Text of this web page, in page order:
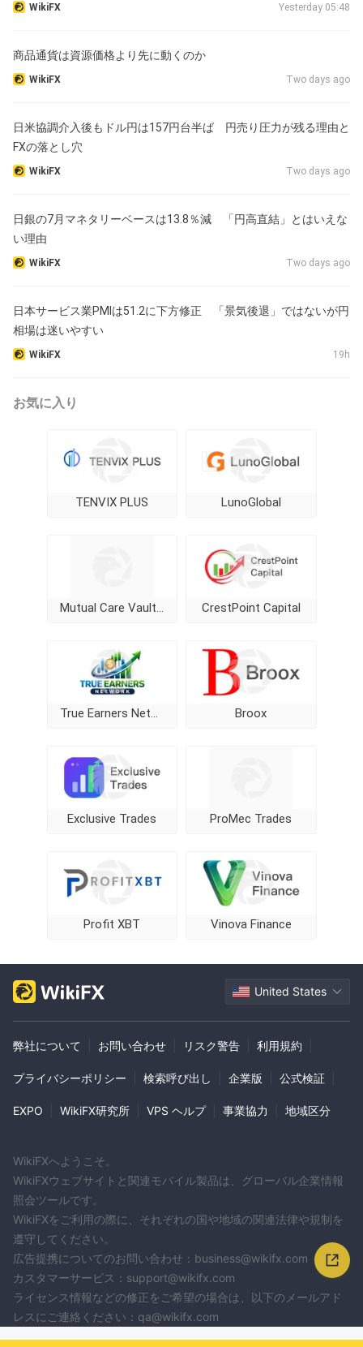
WikiFX Yesterday 05:48
商品通貨は資源価格より先に動くのか
WikiFX Two days ago
日米協調介入後もドル円は157円台半ば 円売り圧力が残る理由と
FXの落とし穴
WikiFX Two days ago
日銀の7月マネタリーベースは13.8％減 「円高直結」とはいえな
い理由
WikiFX Two days ago
日本サービス業PMIは51.2に下方修正 「景気後退」ではないが円
相場は迷いやすい
WikiFX 19h
お気に入り
TENVIX PLUS LunoGlobal
Mutual Care Vault Trader CrestPoint Capital
True Earners Network Broox
Exclusive Trades ProMec Trades
Profit XBT Vinova Finance
United States
弊社について お問い合わせ リスク警告 利用規約
プライバシーポリシー 検索呼び出し 企業版 公式検証
EXPO WikiFX研究所 VPS ヘルプ 事業協力 地域区分
WikiFXへようこそ。
WikiFXウェブサイトと関連モバイル製品は、グローバル企業情報
照会ツールです。
WikiFXをご利用の際に、それぞれの国や地域の関連法律や規制を
遵守してください。
広告提携についてのお問い合わせ：business@wikifx.com
カスタマーサービス：support@wikifx.com
ライセンス情報などの修正をご希望の場合は、以下のメールアド
レスにご連絡ください：qa@wikifx.com